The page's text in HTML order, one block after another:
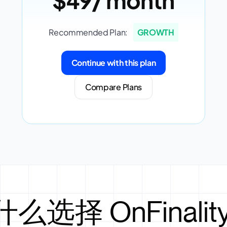
Recommended Plan: GROWTH
Continue with this plan
Compare Plans
么选择